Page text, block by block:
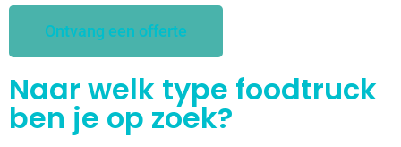
Ontvang een offerte
Naar welk type foodtruck
ben je op zoek?